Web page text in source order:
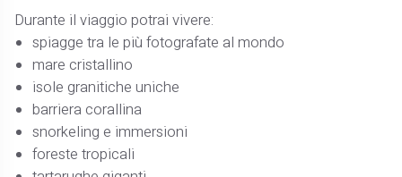
Durante il viaggio potrai vivere:
spiagge tra le più fotografate al mondo
mare cristallino
isole granitiche uniche
barriera corallina
snorkeling e immersioni
foreste tropicali